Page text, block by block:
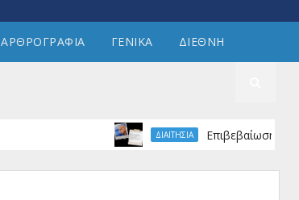
ΑΡΘΡΟΓΡΑΦΙΑ ΓΕΝΙΚΑ ΔΙΕΘΝΗ
ΔΙΑΙΤΗΣΙΑ Επιβεβαίωση